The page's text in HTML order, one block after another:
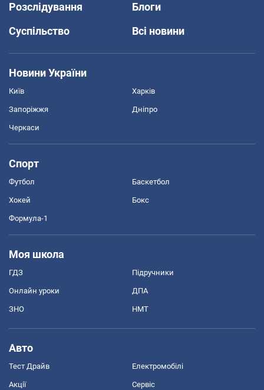
Розслідування
Блоги
Суспільство
Всі новини
Новини України
Київ Харків
Запоріжжя Дніпро
Черкаси
Спорт
Футбол Баскетбол
Хокей Бокс
Формула-1
Моя школа
ГДЗ Підручники
Онлайн уроки ДПА
ЗНО НМТ
Авто
Тест Драйв Електромобілі
Акції Сервіс